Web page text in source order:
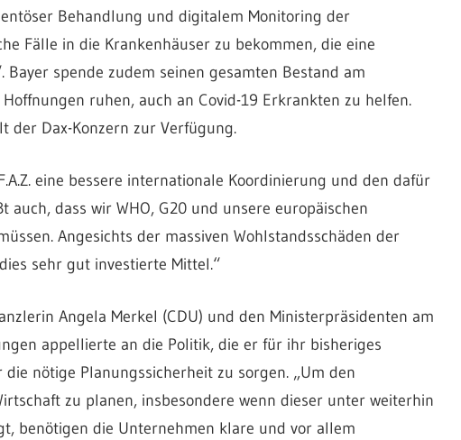
Behandlung und digitalem Monitoring der
Fälle in die Krankenhäuser zu bekommen, die eine
Bayer spende zudem seinen gesamten Bestand am
ruhen, auch an Covid-19 Erkrankten zu helfen.
der Dax-Konzern zur Verfügung.
eine bessere internationale Koordinierung und den dafür
auch, dass wir WHO, G20 und unsere europäischen
Angesichts der massiven Wohlstandsschäden der
sehr gut investierte Mittel.“
Angela Merkel (CDU) und den Ministerpräsidenten am
appellierte an die Politik, die er für ihr bisheriges
nötige Planungssicherheit zu sorgen. „Um den
zu planen, insbesondere wenn dieser unter weiterhin
benötigen die Unternehmen klare und vor allem